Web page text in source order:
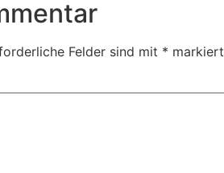
Felder sind mit * markiert